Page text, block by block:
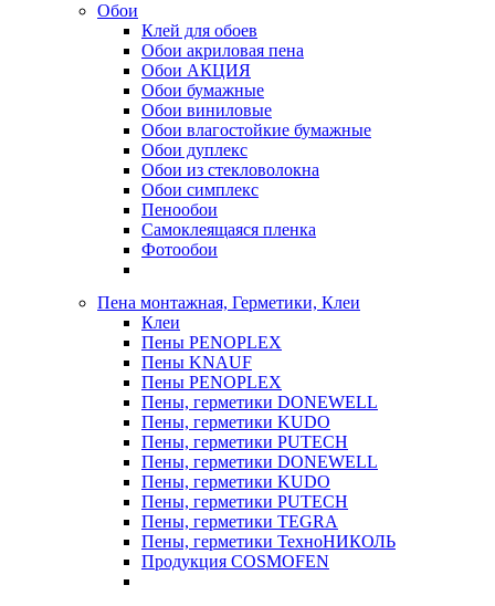
Обои
Клей для обоев
Обои акриловая пена
Обои АКЦИЯ
Обои бумажные
Обои виниловые
Обои влагостойкие бумажные
Обои дуплекс
Обои из стекловолокна
Обои симплекс
Пенообои
Самоклеящаяся пленка
Фотообои
Пена монтажная, Герметики, Клеи
Клеи
Пены PENOPLEX
Пены KNAUF
Пены PENOPLEX
Пены, герметики DONEWELL
Пены, герметики KUDO
Пены, герметики PUTECH
Пены, герметики DONEWELL
Пены, герметики KUDO
Пены, герметики PUTECH
Пены, герметики TEGRA
Пены, герметики ТехноНИКОЛЬ
Продукция COSMOFEN